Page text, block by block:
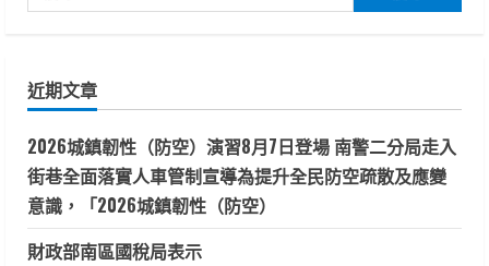
尋
字:
近期文章
2026城鎮韌性（防空）演習8月7日登場 南警二分局走入
街巷全面落實人車管制宣導為提升全民防空疏散及應變
意識，「2026城鎮韌性（防空）
財政部南區國稅局表示